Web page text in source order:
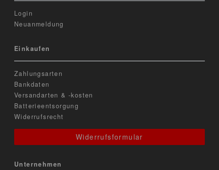
Login
Neuanmeldung
Einkaufen
Zahlungsarten
Bankdaten
Versandarten & -kosten
Batterieentsorgung
Widerrufsrecht
Widerrufsformular
Unternehmen